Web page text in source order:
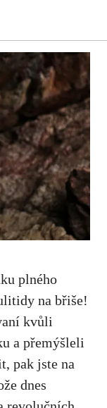
plného
na břiše!
kvůli
a přemýšleli
pak jste na
dnes